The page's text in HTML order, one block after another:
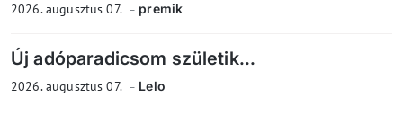
2026. augusztus 07. premik
Új adóparadicsom születik...
2026. augusztus 07. Lelo